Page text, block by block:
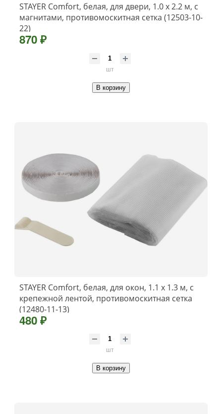
STAYER Comfort, белая, для двери, 1.0 х 2.2 м, с
магнитами, противомоскитная сетка (12503-10-
22)
870 ₽
шт
В корзину
STAYER Comfort, белая, для окон, 1.1 х 1.3 м, с
крепежной лентой, противомоскитная сетка
(12480-11-13)
480 ₽
шт
В корзину